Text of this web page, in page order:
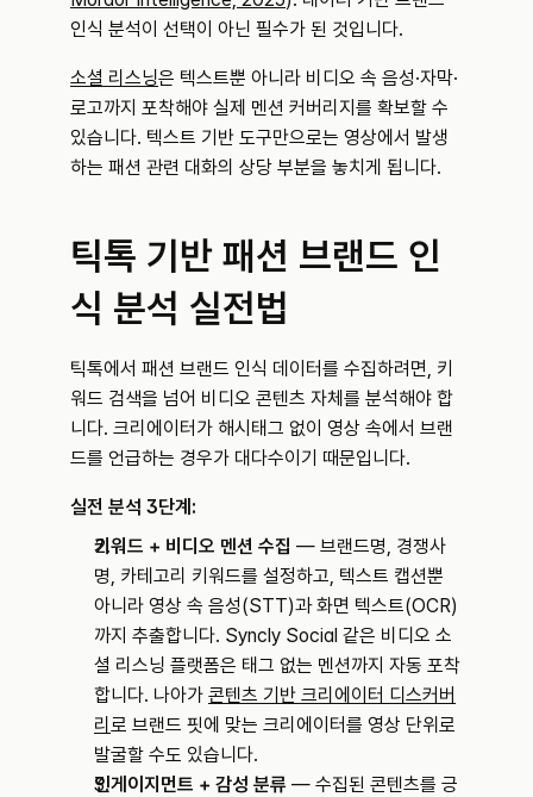
인식 분석이 선택이 아닌 필수가 된 것입니다.
소셜 리스닝은 텍스트뿐 아니라 비디오 속 음성·자막·
로고까지 포착해야 실제 멘션 커버리지를 확보할 수
있습니다. 텍스트 기반 도구만으로는 영상에서 발생
하는 패션 관련 대화의 상당 부분을 놓치게 됩니다.
틱톡 기반 패션 브랜드 인
식 분석 실전법
틱톡에서 패션 브랜드 인식 데이터를 수집하려면, 키
워드 검색을 넘어 비디오 콘텐츠 자체를 분석해야 합
니다. 크리에이터가 해시태그 없이 영상 속에서 브랜
드를 언급하는 경우가 대다수이기 때문입니다.
실전 분석 3단계:
키워드 + 비디오 멘션 수집 — 브랜드명, 경쟁사
명, 카테고리 키워드를 설정하고, 텍스트 캡션뿐
아니라 영상 속 음성(STT)과 화면 텍스트(OCR)
까지 추출합니다. Syncly Social 같은 비디오 소
셜 리스닝 플랫폼은 태그 없는 멘션까지 자동 포착
합니다. 나아가 콘텐츠 기반 크리에이터 디스커버
리 로 브랜드 핏에 맞는 크리에이터를 영상 단위로
발굴할 수도 있습니다.
인게이지먼트 + 감성 분류 — 수집된 콘텐츠를 긍